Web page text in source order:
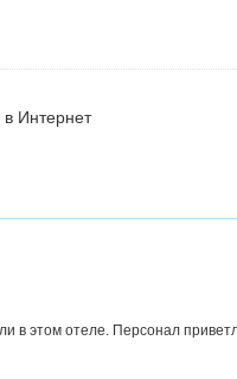
Интернет
в этом отеле. Персонал